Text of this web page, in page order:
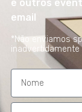
e outros
email
*Não enviamos
inadvertidamente